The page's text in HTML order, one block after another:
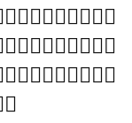
𞦐
𞦑
𞦒
𞦓
𞦔
𞦕
𞦖
𞦗
𞦘
𞦮
𞦯
𞦰
𞦱
𞦲
𞦳
𞦴
𞦵
𞦶
𞧌
𞧍
𞧎
𞧏
𞧐
𞧑
𞧒
𞧓
𞧔
𞧪